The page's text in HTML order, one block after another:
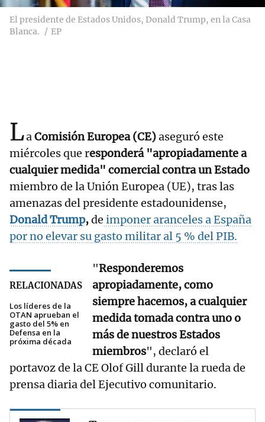
El presidente de Estados Unidos, Donald Trump, en la Casa
Blanca.
EP
LaComisión Europea (CE)aseguró este
miércoles que responderá "apropiadamente a
cualquier medida" comercial contra un Estado
miembro de la Unión Europea (UE), tras las
amenazas del presidente estadounidense,
Donald Trump,de imponer aranceles a España
por no elevar su gasto militar al 5 % del PIB.
RELACIONADAS
Los líderes de la
OTAN aprueban el
gasto del 5% en
Defensa en la
próxima década
"Responderemos
apropiadamente, como
siempre hacemos, a cualquier
medida tomada contra uno o
más de nuestros Estados
miembros", declaró el
portavoz de la CE Olof Gill durante la rueda de
prensa diaria del Ejecutivo comunitario.